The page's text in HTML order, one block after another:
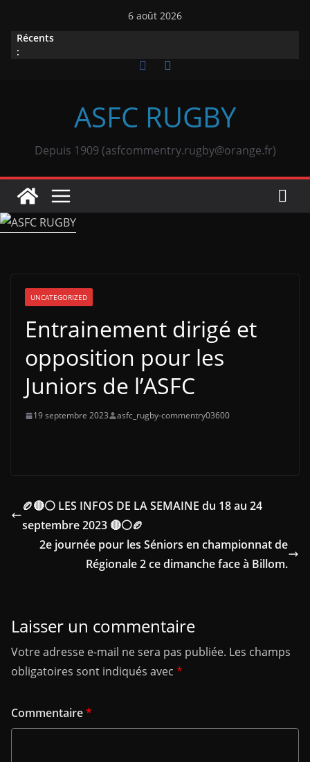
contenu
6 août 2026
Récents
:
ASFC RUGBY
Depuis 1909 (asfcommentry.rugby@orange.fr)
UNCATEGORIZED
Entrainement dirigé et
opposition pour les
Juniors de l’ASFC
19 septembre 2023 asfc_rugby-commentry03600
🏉🔴⚪ LES INFOS DE LA SEMAINE du 18 au 24
septembre 2023 🔴⚪🏉
2e journée pour les Séniors en championnat de
Régionale 2 ce dimanche face à Billom.
Laisser un commentaire
Votre adresse e-mail ne sera pas publiée. Les champs
obligatoires sont indiqués avec *
Commentaire*